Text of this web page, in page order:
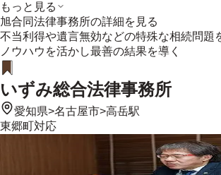
もっと見る
旭合同法律事務所の詳細を見る
不当利得や遺言無効などの特殊な相続問題
ノウハウを活かし最善の結果を導く
いずみ総合法律事務所
愛知県>名古屋市>高岳駅
東郷町対応